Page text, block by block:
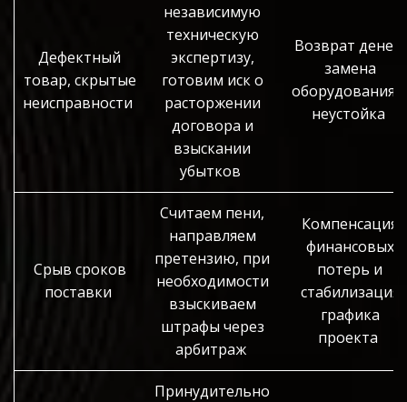
Дефектный
товар, скрытые
неисправности
независимую
техническую
экспертизу,
готовим иск о
расторжении
договора и
взыскании
убытков
Возврат денег/
замена
оборудования +
неустойка
Срыв сроков
поставки
Считаем пени,
направляем
претензию, при
необходимости
взыскиваем
штрафы через
арбитраж
Компенсация
финансовых
потерь и
стабилизация
графика
проекта
Принудительно